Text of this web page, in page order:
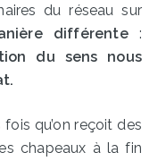
du réseau sur
différente:
du sens nous
qu’on reçoit des
chapeaux à la fin